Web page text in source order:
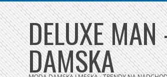
Skip
to
content DELUXE
DAMSKA